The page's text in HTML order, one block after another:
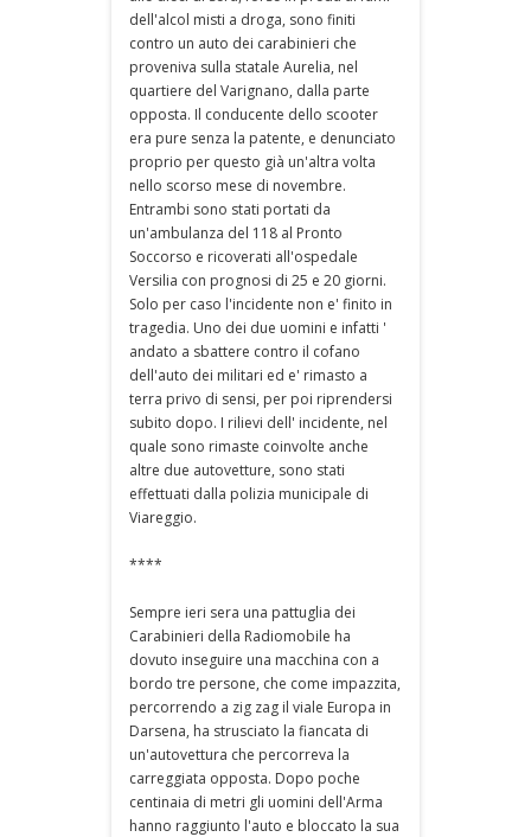
dell'alcol misti a droga, sono finiti
contro un auto dei carabinieri che
proveniva sulla statale Aurelia, nel
quartiere del Varignano, dalla parte
opposta. Il conducente dello scooter
era pure senza la patente, e denunciato
proprio per questo già un'altra volta
nello scorso mese di novembre.
Entrambi sono stati portati da
un'ambulanza del 118 al Pronto
Soccorso e ricoverati all'ospedale
Versilia con prognosi di 25 e 20 giorni.
Solo per caso l'incidente non e' finito in
tragedia. Uno dei due uomini e infatti '
andato a sbattere contro il cofano
dell'auto dei militari ed e' rimasto a
terra privo di sensi, per poi riprendersi
subito dopo. I rilievi dell' incidente, nel
quale sono rimaste coinvolte anche
altre due autovetture, sono stati
effettuati dalla polizia municipale di
Viareggio.
****
Sempre ieri sera una pattuglia dei
Carabinieri della Radiomobile ha
dovuto inseguire una macchina con a
bordo tre persone, che come impazzita,
percorrendo a zig zag il viale Europa in
Darsena, ha strusciato la fiancata di
un'autovettura che percorreva la
carreggiata opposta. Dopo poche
centinaia di metri gli uomini dell'Arma
hanno raggiunto l'auto e bloccato la sua